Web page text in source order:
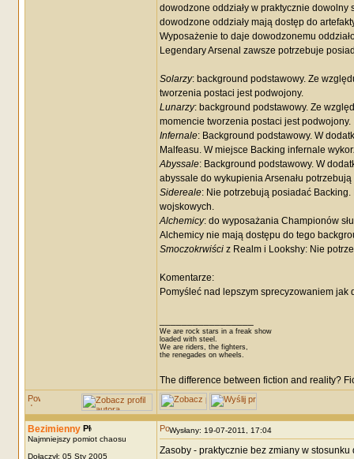
dowodzone oddziały w praktycznie
dowodzone oddziały mają dostęp do
Wyposażenie to daje dowodzonemu
Legendary Arsenal zawsze potrzebuje
Solarzy: background podstawowy. Ze
tworzenia postaci jest podwojony.
Lunarzy: background podstawowy. Ze
momencie tworzenia postaci jest podwojony.
Infernale: Background podstawowy. W
Malfeasu. W miejsce Backing infernale
Abyssale: Background podstawowy. W
abyssale do wykupienia Arsenału
Sidereale: Nie potrzebują posiadać Backing.
wojskowych.
Alchemicy: do wyposażania Championów
Alchemicy nie mają dostępu do tego
Smoczokrwiściz Realm i Lookshy: Nie
Komentarze:
Pomyśleć nad lepszym sprecyzowaniem jak
We are rock stars in a freak show
loaded with steel.
We are riders, the fighters,
the renegades on wheels.
The difference between fiction and reality?
Bezimienny
Najmniejszy pomiot chaosu
Dołączył: 05 Sty 2005
Wysłany: 19-07-2011, 17:04
Zasoby - praktycznie bez zmiany w stosunku